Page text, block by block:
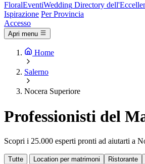
FloralEventiWedding Directory
Ispirazione Per Provincia
Accesso
Apri menu
Home
Salerno
Nocera Superiore
Professionisti del
Scopri i 25.000 esperti pronti ad aiutarti a
Tutte Location per matrimoni Ristorante